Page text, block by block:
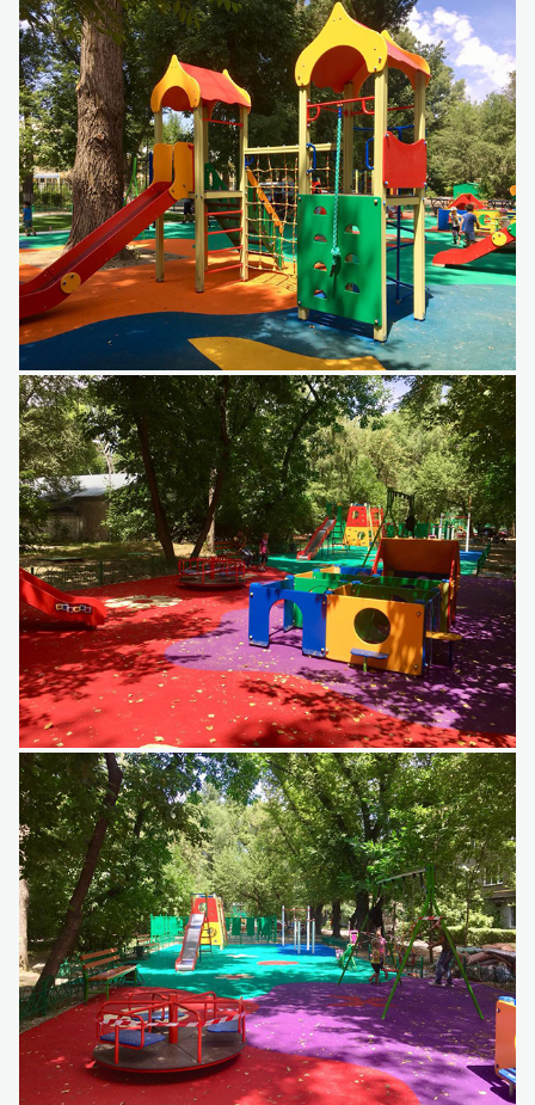
Детский игровой комплекс
Детский игровой комплекс